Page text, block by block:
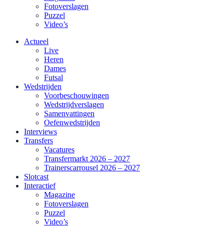
Fotoverslagen
Puzzel
Video’s
Actueel
Live
Heren
Dames
Futsal
Wedstrijden
Voorbeschouwingen
Wedstrijdverslagen
Samenvattingen
Oefenwedstrijden
Interviews
Transfers
Vacatures
Transfermarkt 2026 – 2027
Trainerscarrousel 2026 – 2027
Slotcast
Interactief
Magazine
Fotoverslagen
Puzzel
Video’s